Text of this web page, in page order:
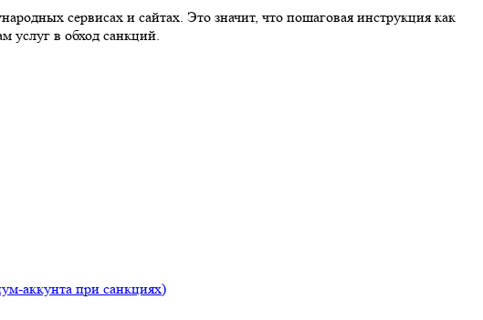
сервисах и сайтах. Это значит, что пошаговая инструкция как
услуг в обход санкций.
аккунта при санкциях)